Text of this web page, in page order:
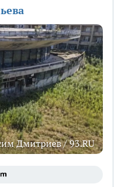
Дмитриев / 93.RU